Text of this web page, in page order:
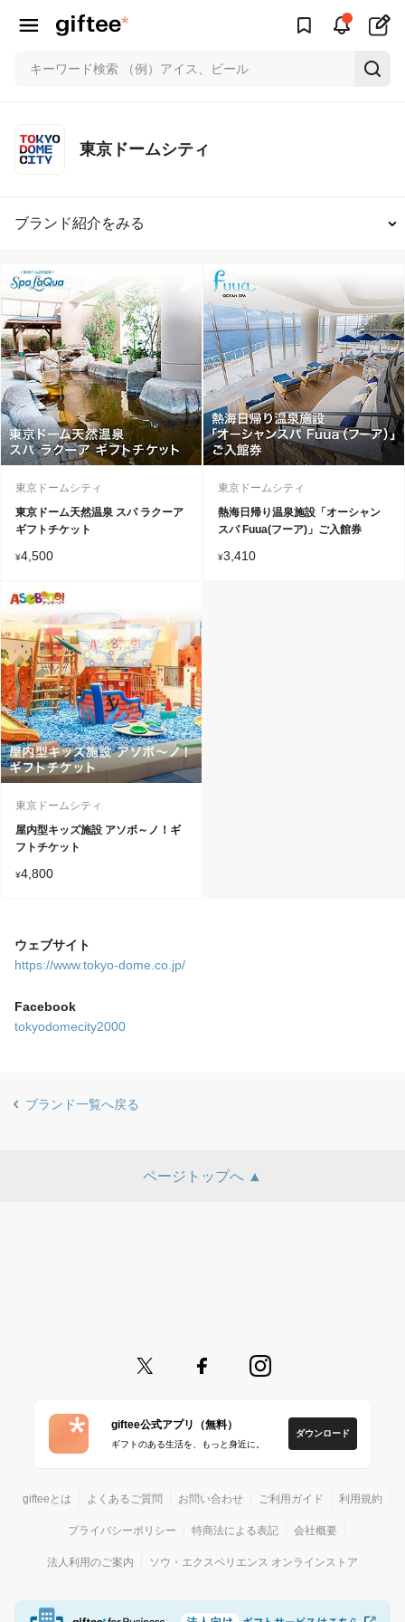
東京ドームシティ
ブランド紹介をみる
東京ドームシティ
東京ドーム天然温泉 スパ ラクーア
ギフトチケット
¥4,500
東京ドームシティ
熱海日帰り温泉施設「オーシャン
スパ Fuua(フーア)」ご入館券
¥3,410
東京ドームシティ
屋内型キッズ施設 アソボ～ノ！ギ
フトチケット
¥4,800
ウェブサイト
https://www.tokyo-dome.co.jp/
Facebook
tokyodomecity2000
ブランド一覧へ戻る
ページトップへ ▲
giftee公式アプリ（無料）
ギフトのある生活を、もっと身近に。
ダウンロード
gifteeとは よくあるご質問 お問い合わせ ご利用ガイド 利用規約
プライバシーポリシー 特商法による表記 会社概要
法人利用のご案内 ソウ・エクスペリエンス オンラインストア